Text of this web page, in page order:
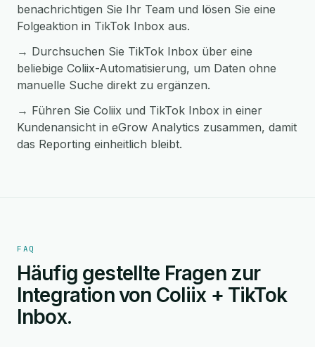
benachrichtigen Sie Ihr Team und lösen Sie eine
Folgeaktion in TikTok Inbox aus.
→ Durchsuchen Sie TikTok Inbox über eine
beliebige Coliix-Automatisierung, um Daten ohne
manuelle Suche direkt zu ergänzen.
→ Führen Sie Coliix und TikTok Inbox in einer
Kundenansicht in eGrow Analytics zusammen, damit
das Reporting einheitlich bleibt.
FAQ
Häufig gestellte Fragen zur
Integration von Coliix + TikTok
Inbox.